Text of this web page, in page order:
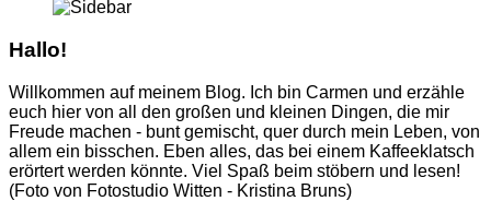
Hallo!
Willkommen auf meinem Blog. Ich bin Carmen und erzähle
euch hier von all den großen und kleinen Dingen, die mir
Freude machen - bunt gemischt, quer durch mein Leben, von
allem ein bisschen. Eben alles, das bei einem Kaffeeklatsch
erörtert werden könnte. Viel Spaß beim stöbern und lesen!
(Foto von Fotostudio Witten - Kristina Bruns)